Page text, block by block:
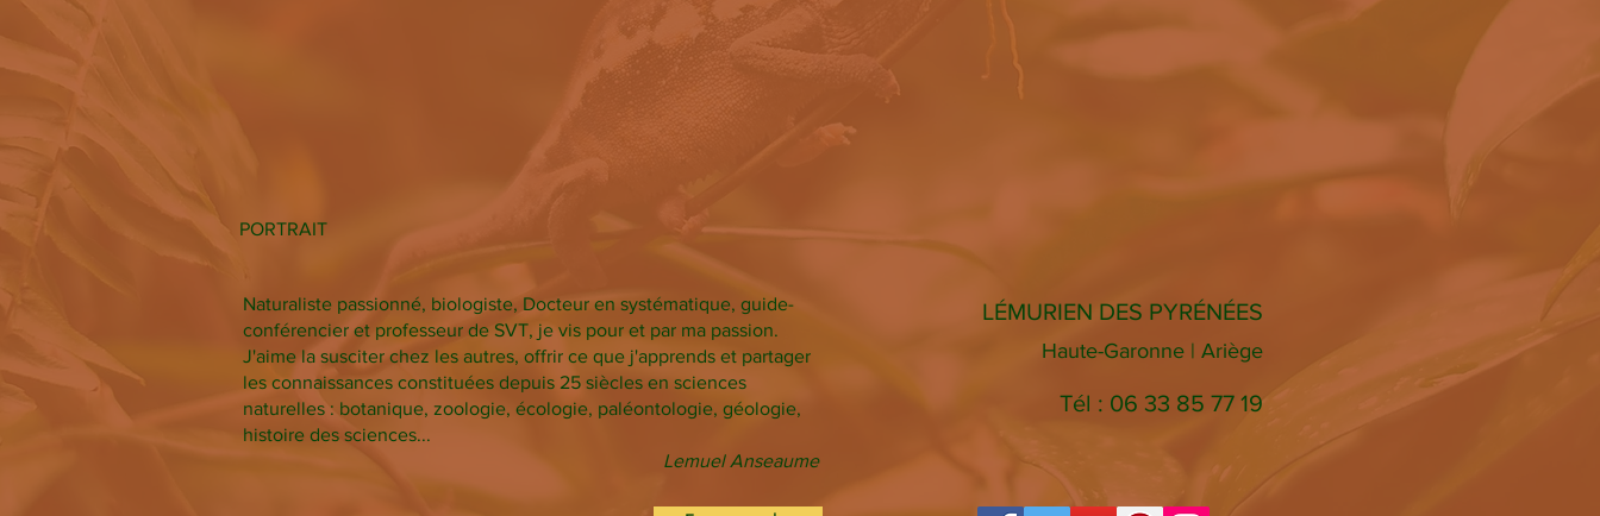
Naturaliste passionné, biologiste, Docteur en systématique, guide-
conférencier et professeur de SVT, je vis pour et par ma passion.
J'aime la susciter chez les autres, offrir ce que j'apprends et partager
les connaissances constituées depuis 25 siècles en sciences
naturelles : botanique, zoologie, écologie, paléontologie, géologie,
histoire des sciences...
Lemuel Anseaume
Tél : 06 33 85 77 19
PORTRAIT
LÉMURIEN DES PYRÉNÉES
Haute-Garonne | Ariège